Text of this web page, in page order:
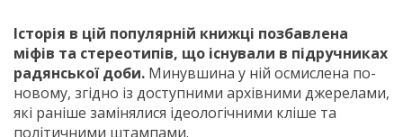
Історія в цій популярній книжці позбавлена
міфів та стереотипів, що існували в підручниках
радянської доби. Минувшина у ній осмислена по-
новому, згідно із доступними архівними джерелами,
які раніше замінялися ідеологічними кліше та
політичними штампами.